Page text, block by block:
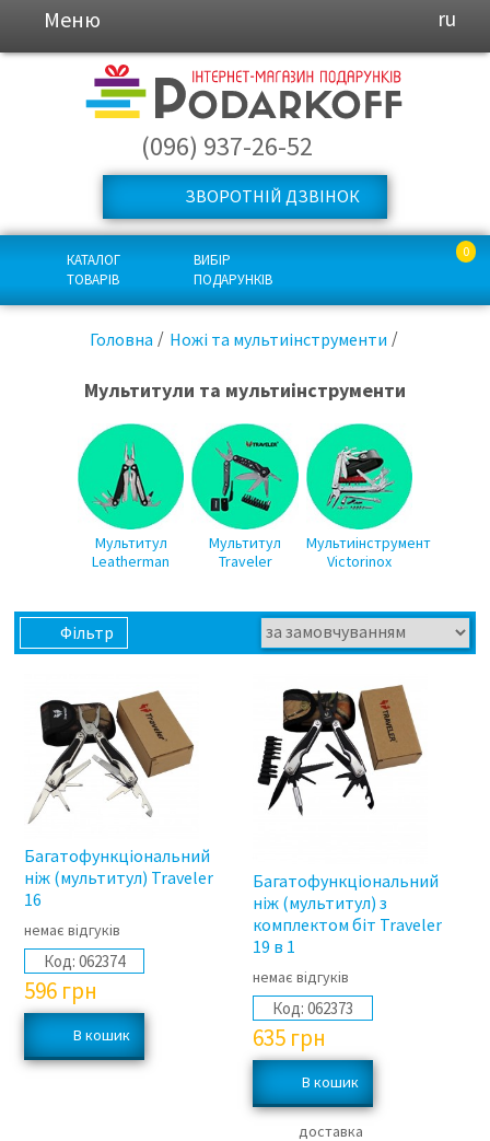
Меню ru
(096) 937-26-52
ЗВОРОТНІЙ ДЗВІНОК
КАТАЛОГ
ТОВАРІВ
ВИБІР
ПОДАРУНКІВ
0
Головна Ножі та мультиінструменти
Мультитули та мультиінструменти
Мультитул
Leatherman
Мультитул
Traveler
Мультиінструмент
Victorinox
Фільтр
Багатофункціональний
ніж (мультитул) Traveler
16
немає відгуків
Код: 062374
596 грн
Багатофункціональний
ніж (мультитул) з
комплектом біт Traveler
19 в 1
немає відгуків
Код: 062373
635 грн
доставка